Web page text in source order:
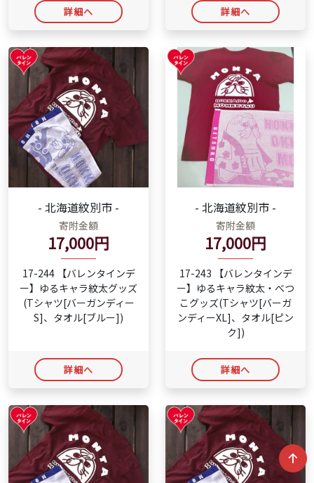
詳細へ 詳細へ
- 北海道紋別市 -
寄附金額
17,000円
17-244 【バレンタインデ
ー】ゆるキャラ紋太グッズ
(Tシャツ[バーガンディー
S]、タオル[ブルー])
詳細へ
- 北海道紋別市 -
寄附金額
17,000円
17-243 【バレンタインデ
ー】ゆるキャラ紋太・べつ
こグッズ(Tシャツ[バーガ
ンディーXL]、タオル[ピン
ク])
詳細へ